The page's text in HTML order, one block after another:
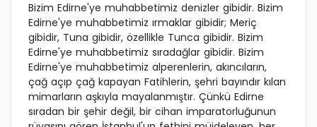
Bizim Edirne'ye muhabbetimiz denizler gibidir. Bizim
Edirne'ye muhabbetimiz ırmaklar gibidir; Meriç
gibidir, Tuna gibidir, özellikle Tunca gibidir. Bizim
Edirne'ye muhabbetimiz sıradağlar gibidir. Bizim
Edirne'ye muhabbetimiz alperenlerin, akıncıların,
çağ açıp çağ kapayan Fatihlerin, şehri bayındır kılan
mimarların aşkıyla mayalanmıştır. Çünkü Edirne
sıradan bir şehir değil, bir cihan imparatorluğunun